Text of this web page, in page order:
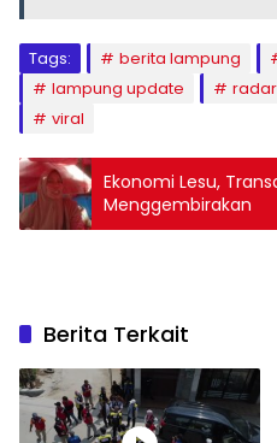
Tags: berita lampung
lampung update
viral
Ekonomi Lesu,
Menggembirakan
Berita Terkait